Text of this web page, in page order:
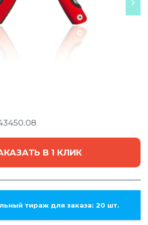
В 1 КЛИК
тираж для заказа: 20 шт.